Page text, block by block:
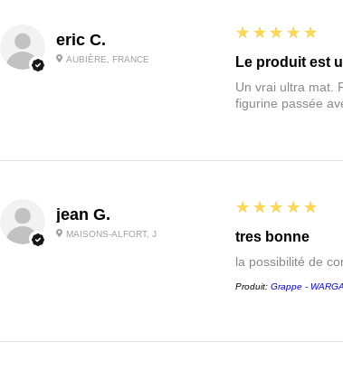
eric C.
AUBIÈRE, FRANCE
5
★★★★★
Le produit est
Un vrai ultra mat.
figurine passée
jean G.
MAISONS-ALFORT, J
5
★★★★★
tres bonne
la possibilité de
Produit: Grappe -